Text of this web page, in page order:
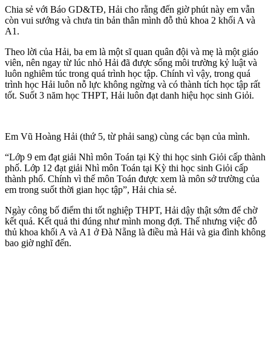
Chia sẻ với Báo GD&TĐ, Hải cho rằng đến giờ phút này em vẫn
còn vui sướng và chưa tin bản thân mình đỗ thủ khoa 2 khối A và
A1.
Theo lời của Hải, ba em là một sĩ quan quân đội và mẹ là một giáo
viên, nên ngay từ lúc nhỏ Hải đã được sống môi trường kỷ luật và
luôn nghiêm túc trong quá trình học tập. Chính vì vậy, trong quá
trình học Hải luôn nỗ lực không ngừng và có thành tích học tập rất
tốt. Suốt 3 năm học THPT, Hải luôn đạt danh hiệu học sinh Giỏi.
Em Vũ Hoàng Hải (thứ 5, từ phải sang) cùng các bạn của mình.
“Lớp 9 em đạt giải Nhì môn Toán tại Kỳ thi học sinh Giỏi cấp thành
phố. Lớp 12 đạt giải Nhì môn Toán tại Kỳ thi học sinh Giỏi cấp
thành phố. Chính vì thế môn Toán được xem là môn sở trường của
em trong suốt thời gian học tập”, Hải chia sẻ.
Ngày công bố điểm thi tốt nghiệp THPT, Hải dậy thật sớm để chờ
kết quả. Kết quả thi đúng như mình mong đợi. Thế nhưng việc đỗ
thủ khoa khối A và A1 ở Đà Nẵng là điều mà Hải và gia đình không
bao giờ nghĩ đến.